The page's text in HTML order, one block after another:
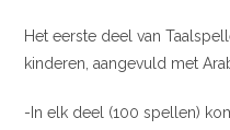
Het eerste deel van
kinderen, aangevuld met
-In elk deel (100 spellen)